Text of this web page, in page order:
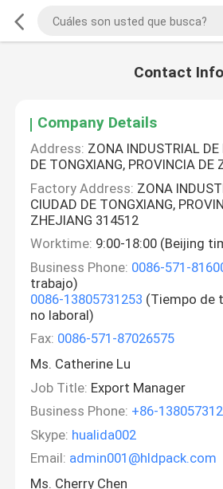
Contact Info
Company Details
Address: ZONA INDUSTRIAL DE
DE TONGXIANG, PROVINCIA
Factory Address: ZONA
CIUDAD DE TONGXIANG,
ZHEJIANG 314512
Worktime: 9:00-18:00 (Beijing
Business Phone: 0086-571-
trabajo)
0086-13805731253 (Tiempo de
no laboral)
Fax: 0086-571-87026575
Ms. Catherine Lu
Job Title: Export Manager
Business Phone: +86-
Skype: hualida002
Email: admin001@hldpack.com
Ms. Cherry Chen